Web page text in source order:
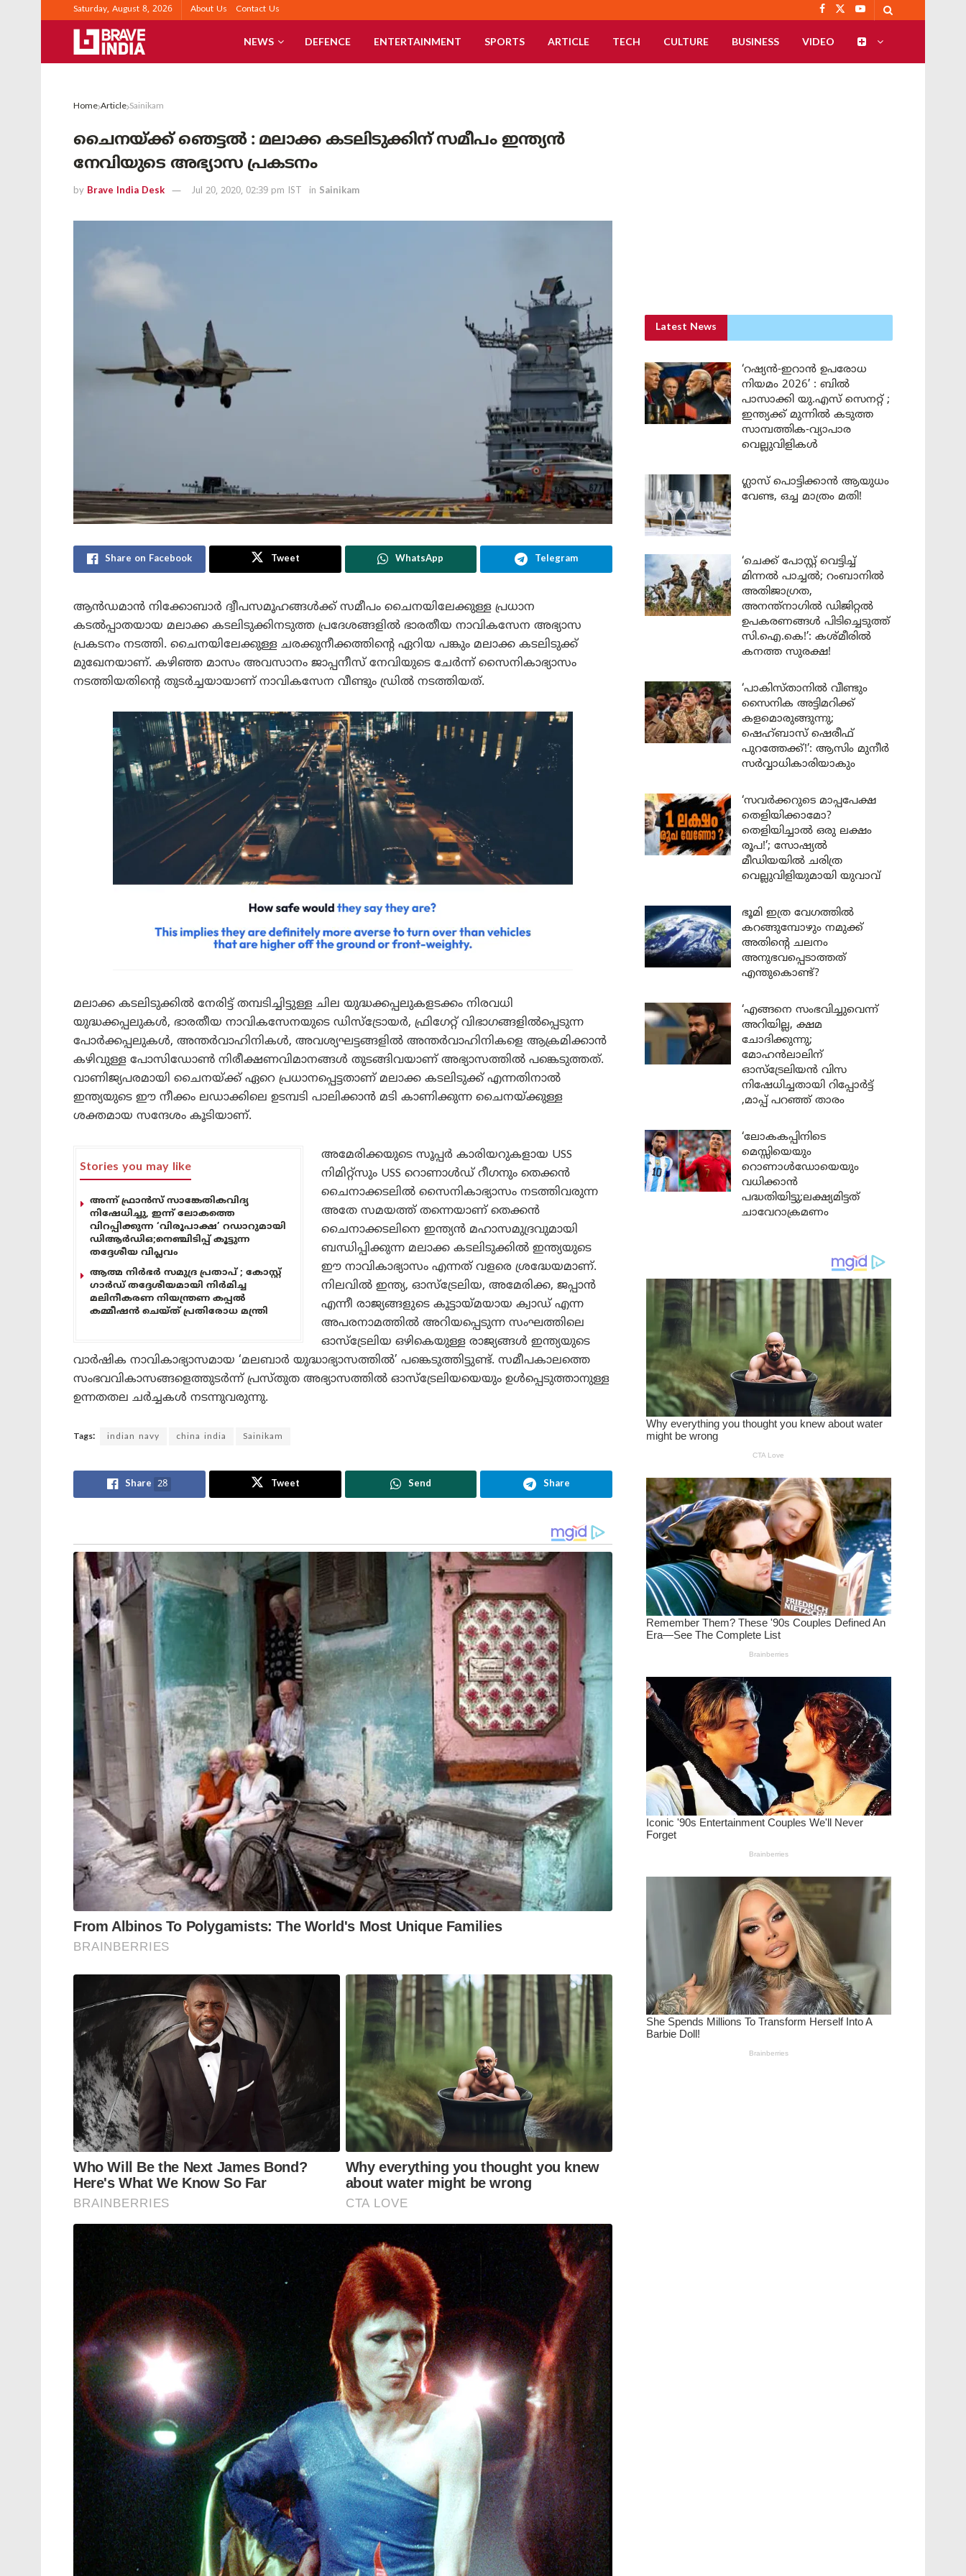
Saturday, August 8, 2026 About Us Contact Us
NEWS DEFENCE ENTERTAINMENT SPORTS ARTICLE TECH CULTURE BUSINESS VIDEO
Home Article Sainikam
ചൈനയ്ക്ക് ഞെട്ടൽ : മലാക്ക കടലിടുക്കിന് സമീപം ഇന്ത്യൻ
നേവിയുടെ അഭ്യാസ പ്രകടനം
by Brave India Desk Jul 20, 2020, 02:39 pm IST in Sainikam
Share on Facebook Tweet WhatsApp Telegram
ആൻഡമാൻ നിക്കോബാർ ദ്വീപസമൂഹങ്ങൾക്ക് സമീപം ചൈനയിലേക്കുള്ള പ്രധാന
കടൽപ്പാതയായ മലാക്ക കടലിടുക്കിനടുത്ത പ്രദേശങ്ങളിൽ ഭാരതീയ നാവികസേന അഭ്യാസ
പ്രകടനം നടത്തി. ചൈനയിലേക്കുള്ള ചരക്കുനീക്കത്തിന്റെ ഏറിയ പങ്കും മലാക്ക കടലിടുക്ക്
മുഖേനയാണ്. കഴിഞ്ഞ മാസം അവസാനം ജാപ്പനീസ് നേവിയുടെ ചേർന്ന് സൈനികാഭ്യാസം
നടത്തിയതിന്റെ തുടർച്ചയായാണ് നാവികസേന വീണ്ടും ഡ്രിൽ നടത്തിയത്.
മലാക്ക കടലിടുക്കിൽ നേരിട്ട് തമ്പടിച്ചിട്ടുള്ള ചില യുദ്ധക്കപ്പലുകളടക്കം നിരവധി
യുദ്ധക്കപ്പലുകൾ, ഭാരതീയ നാവികസേനയുടെ ഡിസ്ട്രോയർ, ഫ്രിഗേറ്റ് വിഭാഗങ്ങളിൽപ്പെടുന്ന
പോർക്കപ്പലുകൾ, അന്തർവാഹിനികൾ, അവശ്യഘട്ടങ്ങളിൽ അന്തർവാഹിനികളെ ആക്രമിക്കാൻ
കഴിവുള്ള പോസിഡോൺ നിരീക്ഷണവിമാനങ്ങൾ തുടങ്ങിവയാണ് അഭ്യാസത്തിൽ പങ്കെടുത്തത്.
വാണിജ്യപരമായി ചൈനയ്ക്ക് ഏറെ പ്രധാനപ്പെട്ടതാണ് മലാക്ക കടലിടുക്ക് എന്നതിനാൽ
ഇന്ത്യയുടെ ഈ നീക്കം ലഡാക്കിലെ ഉടമ്പടി പാലിക്കാൻ മടി കാണിക്കുന്ന ചൈനയ്ക്കുള്ള
ശക്തമായ സന്ദേശം കൂടിയാണ്.
Stories you may like
അന്ന് ഫ്രാൻസ് സാങ്കേതികവിദ്യ
നിഷേധിച്ചു, ഇന്ന് ലോകത്തെ
വിറപ്പിക്കുന്ന ‘വിരൂപാക്ഷ’ റഡാറുമായി
ഡിആർഡിഒ;നെഞ്ചിടിപ്പ് കൂട്ടുന്ന
തദ്ദേശീയ വിപ്ലവം
ആത്മ നിർഭർ സമുദ്ര പ്രതാപ് ; കോസ്റ്റ്
ഗാർഡ് തദ്ദേശീയമായി നിർമിച്ച
മലിനീകരണ നിയന്ത്രണ കപ്പൽ
കമ്മീഷൻ ചെയ്ത് പ്രതിരോധ മന്ത്രി
അമേരിക്കയുടെ സൂപ്പർ കാരിയറുകളായ USS
നിമിറ്റ്സും USS റൊണാൾഡ്‌ റീഗനും തെക്കൻ
ചൈനാക്കടലിൽ സൈനികാഭ്യാസം നടത്തിവരുന്ന
അതേ സമയത്ത് തന്നെയാണ് തെക്കൻ
ചൈനാക്കടലിനെ ഇന്ത്യൻ മഹാസമുദ്രവുമായി
ബന്ധിപ്പിക്കുന്ന മലാക്ക കടലിടുക്കിൽ ഇന്ത്യയുടെ
ഈ നാവികാഭ്യാസം എന്നത് വളരെ ശ്രദ്ധേയമാണ്.
നിലവിൽ ഇന്ത്യ, ഓസ്‌ട്രേലിയ, അമേരിക്ക, ജപ്പാൻ
എന്നീ രാജ്യങ്ങളുടെ കൂട്ടായ്മയായ ക്വാഡ് എന്ന
അപരനാമത്തിൽ അറിയപ്പെടുന്ന സംഘത്തിലെ
ഓസ്‌ട്രേലിയ ഒഴികെയുള്ള രാജ്യങ്ങൾ ഇന്ത്യയുടെ
വാർഷിക നാവികാഭ്യാസമായ ‘മലബാർ യുദ്ധാഭ്യാസത്തിൽ’ പങ്കെടുത്തിട്ടുണ്ട്. സമീപകാലത്തെ
സംഭവവികാസങ്ങളെത്തുടർന്ന് പ്രസ്തുത അഭ്യാസത്തിൽ ഓസ്ട്രേലിയയെയും ഉൾപ്പെടുത്താനുള്ള
ഉന്നതതല ചർച്ചകൾ നടന്നുവരുന്നു.
Tags: indian navy china india Sainikam
Share 28 Tweet Send Share
Latest News
‘റഷ്യൻ-ഇറാൻ ഉപരോധ
നിയമം 2026’ : ബിൽ
പാസാക്കി യു.എസ് സെനറ്റ് ;
ഇന്ത്യക്ക് മുന്നിൽ കടുത്ത
സാമ്പത്തിക-വ്യാപാര
വെല്ലുവിളികൾ
ഗ്ലാസ് പൊട്ടിക്കാൻ ആയുധം
വേണ്ട, ഒച്ച മാത്രം മതി!
‘ചെക്ക് പോസ്റ്റ് വെട്ടിച്ച്
മിന്നൽ പാച്ചൽ; റംബാനിൽ
അതിജാഗ്രത,
അനന്ത്നാഗിൽ ഡിജിറ്റൽ
ഉപകരണങ്ങൾ പിടിച്ചെടുത്ത്
സി.ഐ.കെ!’: കശ്മീരിൽ
കനത്ത സുരക്ഷ!
‘പാകിസ്താനിൽ വീണ്ടും
സൈനിക അട്ടിമറിക്ക്
കളമൊരുങ്ങുന്നു;
ഷെഹ്ബാസ് ഷെരീഫ്
പുറത്തേക്ക്!’: ആസിം മുനീർ
സർവ്വാധികാരിയാകും
‘സവർക്കറുടെ മാപ്പപേക്ഷ
തെളിയിക്കാമോ?
തെളിയിച്ചാൽ ഒരു ലക്ഷം
രൂപ!’; സോഷ്യൽ
മീഡിയയിൽ ചരിത്ര
വെല്ലുവിളിയുമായി യുവാവ്
ഭൂമി ഇത്ര വേഗത്തിൽ
കറങ്ങുമ്പോഴും നമുക്ക്
അതിന്റെ ചലനം
അനുഭവപ്പെടാത്തത്
എന്തുകൊണ്ട്?
‘എങ്ങനെ സംഭവിച്ചുവെന്ന്
അറിയില്ല, ക്ഷമ
ചോദിക്കുന്നു;
മോഹൻലാലിന്
ഓസ്ട്രേലിയൻ വിസ
നിഷേധിച്ചതായി റിപ്പോർട്ട്
,മാപ്പ് പറഞ്ഞ് താരം
‘ലോകകപ്പിനിടെ
മെസ്സിയെയും
റൊണാൾഡോയെയും
വധിക്കാൻ
പദ്ധതിയിട്ടു;ലക്ഷ്യമിട്ടത്
ചാവേറാക്രമണം